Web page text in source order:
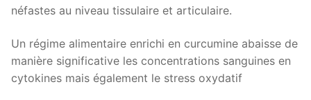
néfastes au niveau tissulaire et articulaire.
Un régime alimentaire enrichi en curcumine abaisse de
manière significative les concentrations sanguines en
cytokines mais également le stress oxydatif